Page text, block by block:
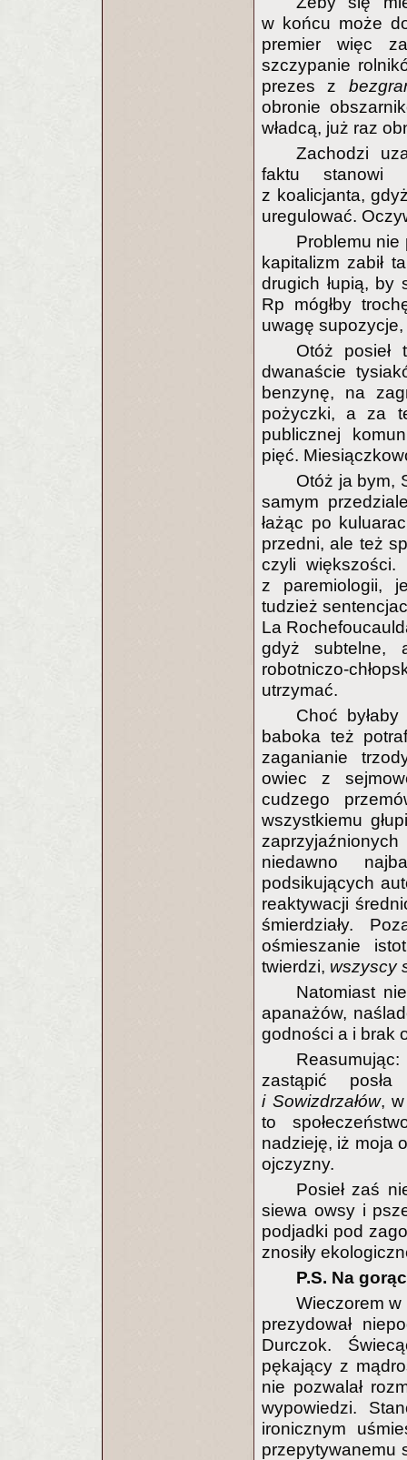
w końcu może
premier więc
szczypanie
prezes z
obronie
władcą, już raz
Zachodzi
faktu stanowi
z koalicjanta,
uregulować.
Problemu nie
kapitalizm zabił
drugich łupią, by
Rp mógłby
uwagę
Otóż posieł
dwanaście
benzynę, na
pożyczki, a za
publicznej
pięć.
Otóż ja bym,
samym
łażąc po
przedni, ale też
czyli większości.
z paremiologii,
tudzież
La
gdyż subtelne,
robotniczo-
utrzymać.
Choć
baboka też
zaganianie
owiec z
cudzego
wszystkiemu
niedawno
podsikujących
reaktywacji
śmierdziały.
ośmieszanie
twierdzi, wszyscy
Natomiast
apanażów,
godności a i brak
zastąpić
i Sowizdrzałów, w
to
nadzieję, iż moja
ojczyzny.
Posieł zaś
siewa owsy i
podjadki pod
znosiły
P.S. Na
Wieczorem
prezydował
Durczok.
pękający z
nie pozwalał
wypowiedzi.
ironicznym
przepytywanemu